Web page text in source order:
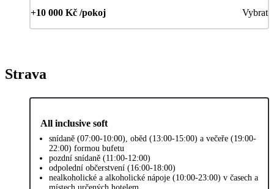
+10 000 Kč /pokoj Vybrat
Strava
All inclusive soft
snídaně (07:00-10:00), oběd (13:00-15:00) a večeře (19:00-
22:00) formou bufetu
pozdní snídaně (11:00-12:00)
odpolední občerstvení (16:00-18:00)
nealkoholické a alkoholické nápoje (10:00-23:00) v časech a